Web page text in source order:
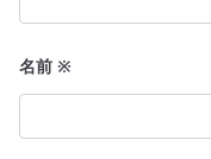
名前※